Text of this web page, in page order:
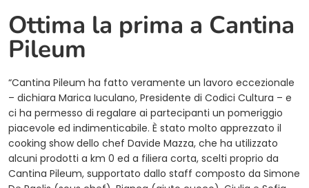
Ottima la prima a Cantina
Pileum
“Cantina Pileum ha fatto veramente un lavoro eccezionale
– dichiara Marica Iuculano, Presidente di Codici Cultura – e
ci ha permesso di regalare ai partecipanti un pomeriggio
piacevole ed indimenticabile. È stato molto apprezzato il
cooking show dello chef Davide Mazza, che ha utilizzato
alcuni prodotti a km 0 ed a filiera corta, scelti proprio da
Cantina Pileum, supportato dallo staff composto da Simone